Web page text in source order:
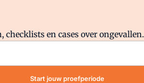
en cases over ongevallen.
Start jouw proefperiode